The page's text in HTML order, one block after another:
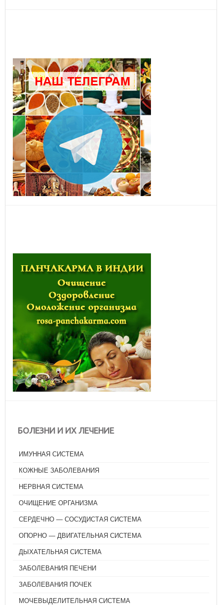
БОЛЕЗНИ И ИХ ЛЕЧЕНИЕ
ИМУННАЯ СИСТЕМА
КОЖНЫЕ ЗАБОЛЕВАНИЯ
НЕРВНАЯ СИСТЕМА
ОЧИЩЕНИЕ ОРГАНИЗМА
СЕРДЕЧНО — СОСУДИСТАЯ СИСТЕМА
ОПОРНО — ДВИГАТЕЛЬНАЯ СИСТЕМА
ДЫХАТЕЛЬНАЯ СИСТЕМА
ЗАБОЛЕВАНИЯ ПЕЧЕНИ
ЗАБОЛЕВАНИЯ ПОЧЕК
МОЧЕВЫДЕЛИТЕЛЬНАЯ СИСТЕМА